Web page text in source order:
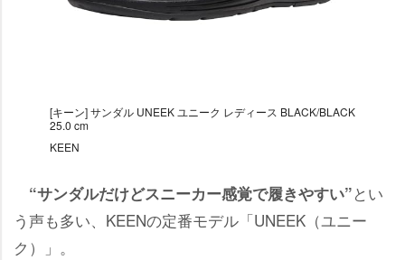
[キーン] サンダル UNEEK ユニーク レディース BLACK/BLACK
25.0 cm
KEEN
“サンダルだけどスニーカー感覚で履きやすい”とい
う声も多い、KEENの定番モデル「UNEEK（ユニー
ク）」。